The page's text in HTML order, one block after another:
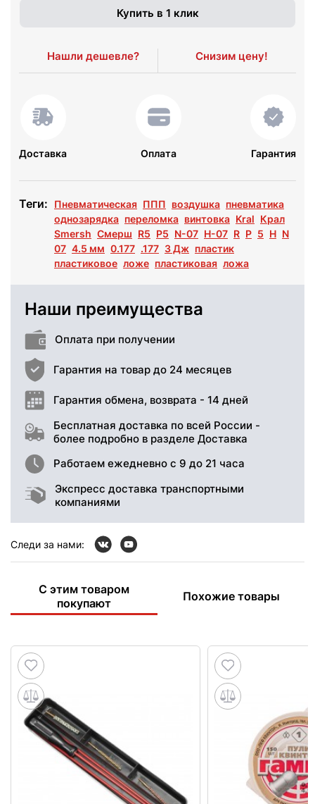
Купить в 1 клик
Нашли дешевле? Снизим цену!
Доставка Оплата Гарантия
Теги: Пневматическая ППП воздушка пневматика
однозарядка переломка винтовка Kral Крал
Smersh Смерш R5 Р5 N-07 Н-07 R Р 5 Н N
07 4.5 мм 0.177 .177 3 Дж пластик
пластиковое ложе пластиковая ложа
Наши преимущества
Оплата при получении
Гарантия на товар до 24 месяцев
Гарантия обмена, возврата - 14 дней
Бесплатная доставка по всей России -
более подробно в разделе Доставка
Работаем ежедневно с 9 до 21 часа
Экспресс доставка транспортными
компаниями
Следи за нами:
С этим товаром
покупают
Похожие товары